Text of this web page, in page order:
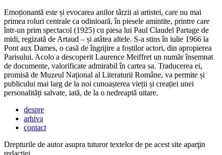
Emoționantă este și evocarea anilor târzii ai artistei, care nu mai
primea roluri centrale ca odinioară, în piesele amintite, printre care
într-un prim spectacol (1925) cu piesa lui Paul Claudel Partage de
midi, regizată de Artaud – și atâtea altele. S-a stins în iulie 1966 la
Pont aux Dames, o casă de îngrijire a foștilor actori, din apropierea
Parisului. Acolo a descoperit Laurence Meiffret un număr însemnat
de documente, valorificate admirabil în cartea sa. Traducerea ei,
promisă de Muzeul Național al Literaturii Române, va permite și
publicului mai larg de la noi cunoașterea vieții și creației unei
personalități salvate, iată, de la o nedreaptă uitare.
despre
arhiva
contact
Drepturile de autor asupra tuturor textelor de pe acest site aparţin
redacţiei.